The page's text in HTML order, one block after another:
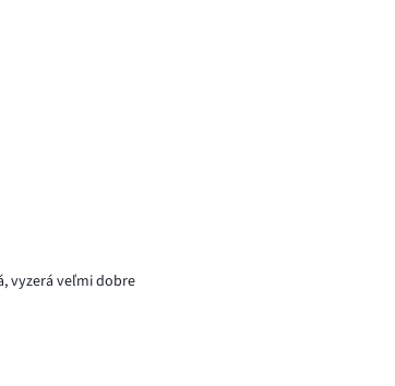
vyzerá veľmi dobre